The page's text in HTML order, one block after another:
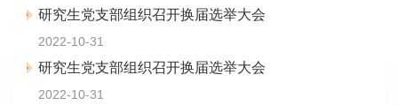
研究生党支部组织召开换届选举大会
2022-10-31
研究生党支部组织召开换届选举大会
2022-10-31